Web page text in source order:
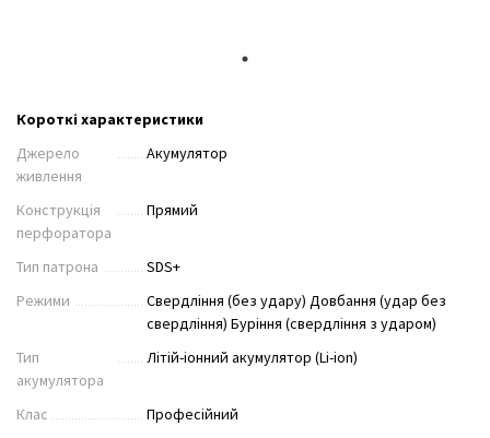
Короткі характеристики
Джерело
живлення
Акумулятор
Конструкція
перфоратора
Прямий
Тип патрона
SDS+
Режими
Свердління (без удару) Довбання (удар без
свердління) Буріння (свердління з ударом)
Тип
акумулятора
Літій-іонний акумулятор (Li-ion)
Клас
Професійний